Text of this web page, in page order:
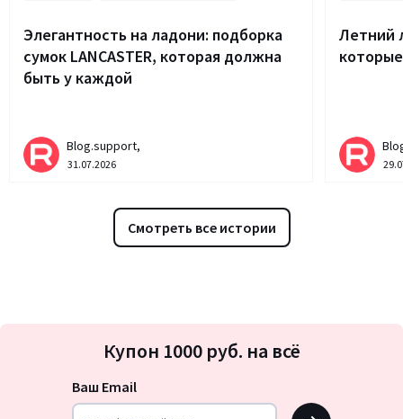
Элегантность на ладони: подборка
сумок LANCASTER, которая должна
быть у каждой
Blog.support,
31.07.2026
Летний
Смотреть все истории
на
Купон 1000 руб. на всё
Ваш Email
OK